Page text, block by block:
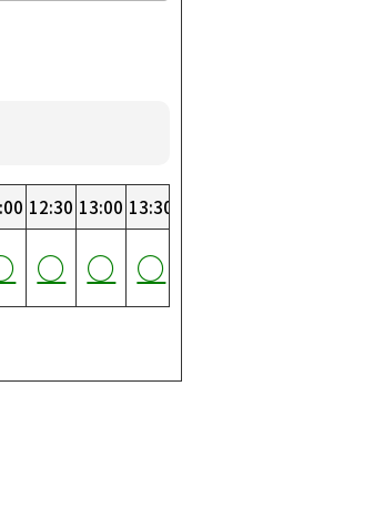
20:30
○
21:00
○
21:30
○
12:30
○
13:00
○
13:30
○
4:30
○
5:00
○
5:30
○